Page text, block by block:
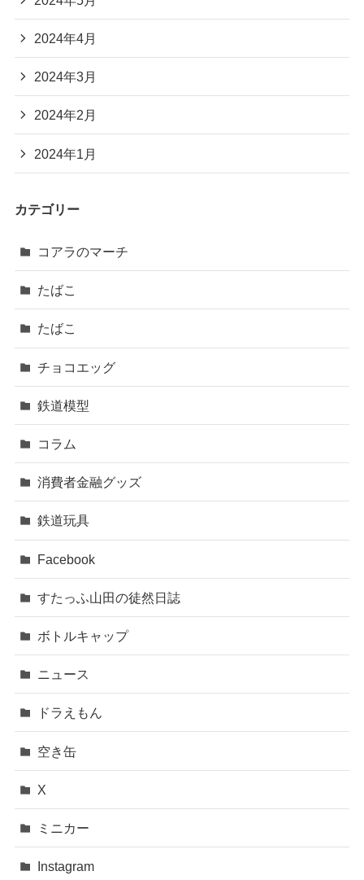
2024年4月
2024年3月
2024年2月
2024年1月
カテゴリー
コアラのマーチ
たばこ
たばこ
チョコエッグ
鉄道模型
コラム
消費者金融グッズ
鉄道玩具
Facebook
すたっふ山田の徒然日誌
ボトルキャップ
ニュース
ドラえもん
空き缶
X
ミニカー
Instagram